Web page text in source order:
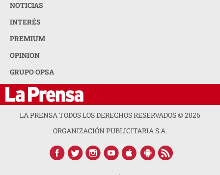
NOTICIAS
INTERÉS
PREMIUM
OPINION
GRUPO OPSA
LA PRENSA TODOS LOS DERECHOS RESERVADOS ©2026
ORGANIZACIÓN PUBLICITARIA S.A.